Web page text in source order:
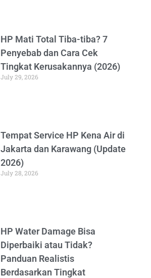
HP Mati Total Tiba-tiba? 7
Penyebab dan Cara Cek
Tingkat Kerusakannya (2026)
July 29, 2026
Tempat Service HP Kena Air di
Jakarta dan Karawang (Update
2026)
July 28, 2026
HP Water Damage Bisa
Diperbaiki atau Tidak?
Panduan Realistis
Berdasarkan Tingkat